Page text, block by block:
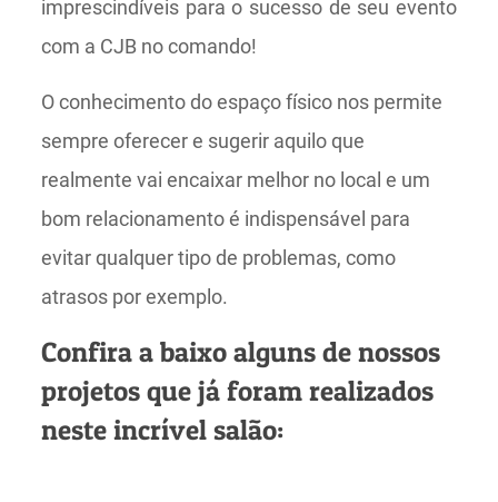
imprescindíveis para o sucesso de seu evento
com a CJB no comando!
O conhecimento do espaço físico nos permite
sempre oferecer e sugerir aquilo que
realmente vai encaixar melhor no local e um
bom relacionamento é indispensável para
evitar qualquer tipo de problemas, como
atrasos por exemplo.
Confira a baixo alguns de nossos
projetos que já foram realizados
neste incrível salão: